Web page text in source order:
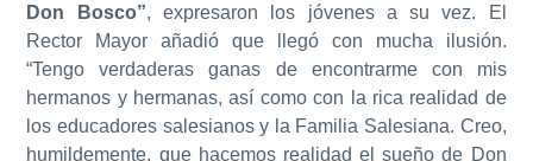
Don Bosco”, expresaron los jóvenes a su vez. El
Rector Mayor añadió que llegó con mucha ilusión.
“Tengo verdaderas ganas de encontrarme con mis
hermanos y hermanas, así como con la rica realidad de
los educadores salesianos y la Familia Salesiana. Creo,
humildemente, que hacemos realidad el sueño de Don